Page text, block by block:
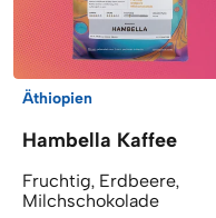
Äthiopien
Hambella Kaffee
Fruchtig, Erdbeere,
Milchschokolade